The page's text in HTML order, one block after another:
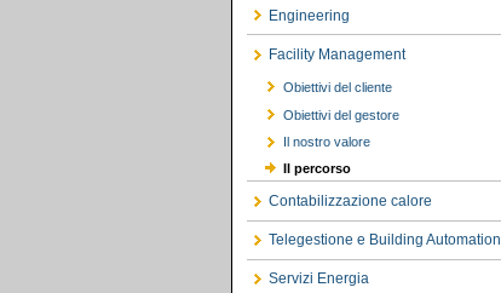
Engineering
Facility Management
Obiettivi del cliente
Obiettivi del gestore
Il nostro valore
Il percorso
Contabilizzazione calore
Telegestione e Building Automation
Servizi Energia